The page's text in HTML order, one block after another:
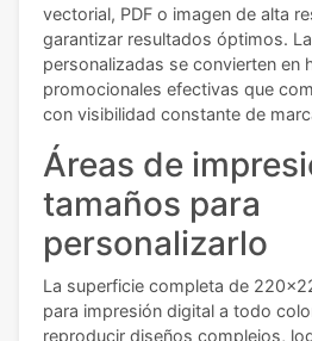
vectorial, PDF o imagen de alta
garantizar resultados óptimos.
personalizadas se convierten en
promocionales efectivas que
con visibilidad constante de
Áreas de
tamaños para
personalizarlo
La superficie completa de
para impresión digital a todo
reproducir diseños complejos,